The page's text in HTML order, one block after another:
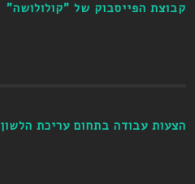
קבוצת הפייסבוק של "קולולושה"
הצעות עבודה בתחום עריכת הלשון